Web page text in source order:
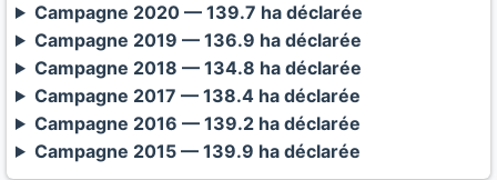
Campagne 2020 — 139.7 ha déclarée
Campagne 2019 — 136.9 ha déclarée
Campagne 2018 — 134.8 ha déclarée
Campagne 2017 — 138.4 ha déclarée
Campagne 2016 — 139.2 ha déclarée
Campagne 2015 — 139.9 ha déclarée